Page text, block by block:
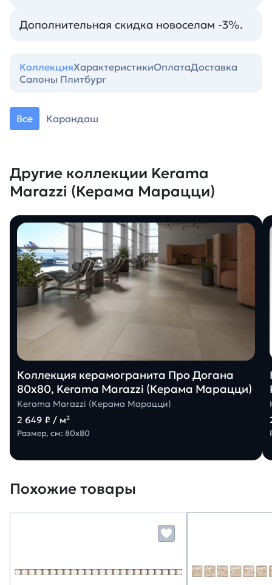
Дополнительная скидка новоселам -3%.
КоллекцияХарактеристикиОплатаДоставка
Салоны Плитбург
Все Карандаш
Другие коллекции Kerama
Marazzi (Керама Марацци)
Коллекция керамогранита Про Догана
80х80, Kerama Marazzi (Керама Марацци)
Kerama Marazzi (Керама Марацци)
2 649 ₽ / м²
Размер, см: 80х80
Похожие товары